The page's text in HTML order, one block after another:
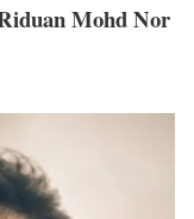
Mohd Nor